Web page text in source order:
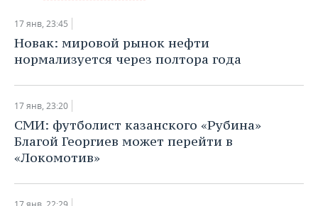
УДМУРТИЯ
НОВОСТИ АНАЛИТИКИ
КОРОЛИ ГОСЗАКАЗА ПФО
ВУЗЫ ТАТАРСТАНА
ТОРГОВЫЕ ЦЕНТРЫ
ЭКОНОМИКА
ФИНАНСЫ
БАНКИ
НОВОСТИ
ПРОМЫШЛЕННОСТИ
АГРОПРОМ
МАШИНОСТРОЕНИЕ
НЕДВИЖИМОСТЬ
НОВОСТИ НЕДВИЖИМОСТИ
АВТО
17 янв, 23:45
Новак: мировой рынок нефти
нормализуется через полтора года
17 янв, 23:20
СМИ: футболист казанского «Рубина»
Благой Георгиев может перейти в
«Локомотив»